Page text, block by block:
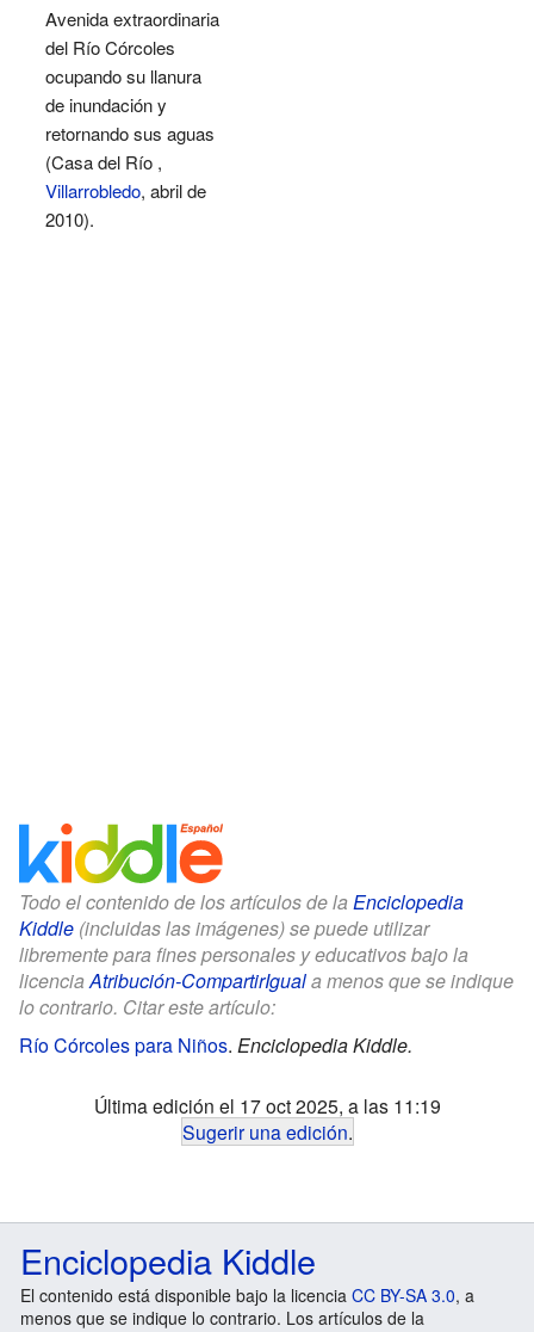
Avenida extraordinaria
del Río Córcoles
ocupando su llanura
de inundación y
retornando sus aguas
(Casa del Río ,
Villarrobledo, abril de
2010).
Todo el contenido de los artículos de la Enciclopedia
Kiddle (incluidas las imágenes) se puede utilizar
libremente para fines personales y educativos bajo la
licenciaAtribución-CompartirIguala menos que se indique
lo contrario. Citar este artículo:
Río Córcoles para Niños. Enciclopedia Kiddle.
Última edición el 17 oct 2025, a las 11:19
Sugerir una edición.
Enciclopedia Kiddle
El contenido está disponible bajo la licencia CC BY-SA 3.0, a
menos que se indique lo contrario. Los artículos de la